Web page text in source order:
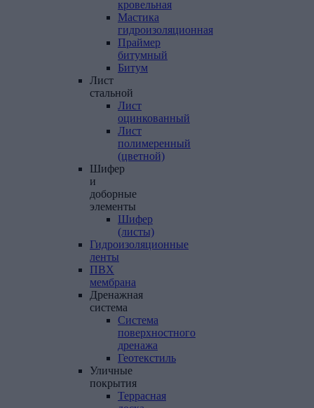
кровельная
Мастика
гидроизоляционная
Праймер
битумный
Битум
Лист
стальной
Лист
оцинкованный
Лист
полимеренный
(цветной)
Шифер
и
доборные
элементы
Шифер
(листы)
Гидроизоляционные
ленты
ПВХ
мембрана
Дренажная
система
Система
поверхностного
дренажа
Геотекстиль
Уличные
покрытия
Террасная